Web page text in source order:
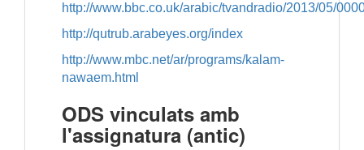
http://www.bbc.co.uk/arabic/tvandradio/2013/05/
http://qutrub.arabeyes.org/index
http://www.mbc.net/ar/programs/kalam-
nawaem.html
ODS vinculats amb
l'assignatura (antic)